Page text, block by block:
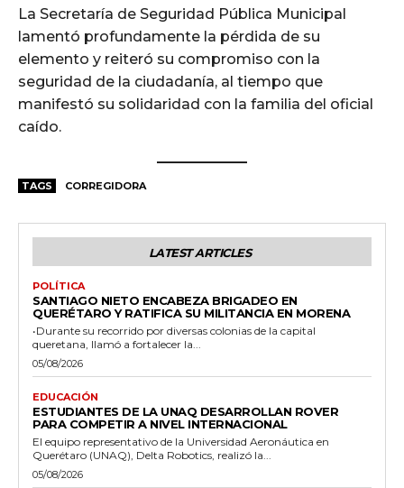
La Secretaría de Seguridad Pública Municipal
lamentó profundamente la pérdida de su
elemento y reiteró su compromiso con la
seguridad de la ciudadanía, al tiempo que
manifestó su solidaridad con la familia del oficial
caído.
TAGS CORREGIDORA
LATEST ARTICLES
POLÍTICA
SANTIAGO NIETO ENCABEZA BRIGADEO EN
QUERÉTARO Y RATIFICA SU MILITANCIA EN MORENA
•Durante su recorrido por diversas colonias de la capital
queretana, llamó a fortalecer la...
05/08/2026
EDUCACIÓN
ESTUDIANTES DE LA UNAQ DESARROLLAN ROVER
PARA COMPETIR A NIVEL INTERNACIONAL
El equipo representativo de la Universidad Aeronáutica en
Querétaro (UNAQ), Delta Robotics, realizó la...
05/08/2026